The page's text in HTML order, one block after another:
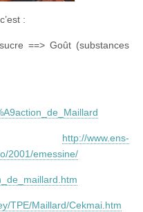
:
==> Goût (substances
http://www.ens-
2001/emessine/
TPE/Maillard/Cekmai.htm